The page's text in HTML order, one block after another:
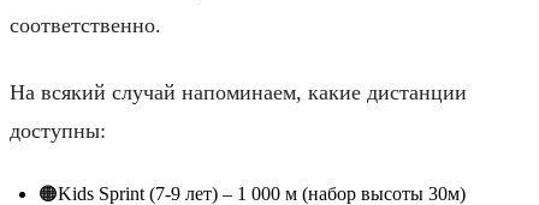
соответственно.
На всякий случай напоминаем, какие дистанции
доступны:
🟠Kids Sprint (7-9 лет) – 1 000 м (набор высоты 30м)